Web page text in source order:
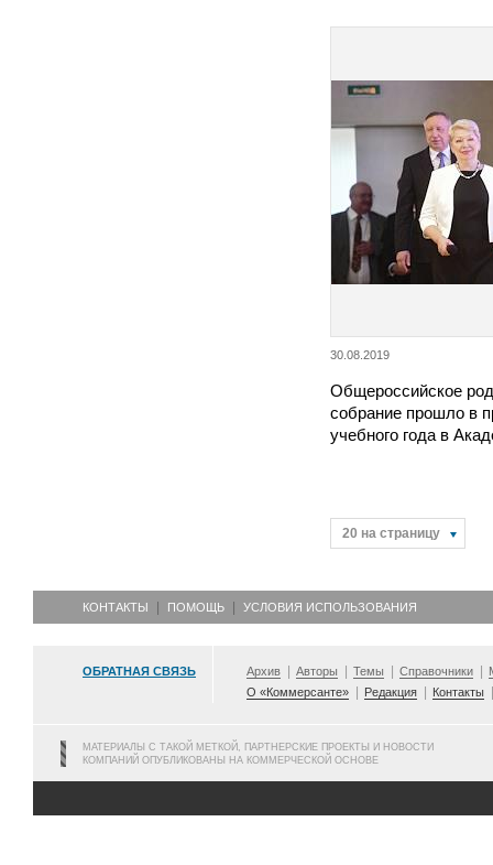
30.08.2019
Общероссийское
собрание прошло в
учебного года в
20 на страницу
КОНТАКТЫ ПОМОЩЬ УСЛОВИЯ ИСПОЛЬЗОВАНИЯ
ОБРАТНАЯ СВЯЗЬ Архив Авторы Темы Справочники
О «Коммерсанте»
Редакция Контакты
МАТЕРИАЛЫ С ТАКОЙ МЕТКОЙ, ПАРТНЕРСКИЕ ПРОЕКТЫ И НОВОСТИ
КОМПАНИЙ ОПУБЛИКОВАНЫ НА КОММЕРЧЕСКОЙ ОСНОВЕ